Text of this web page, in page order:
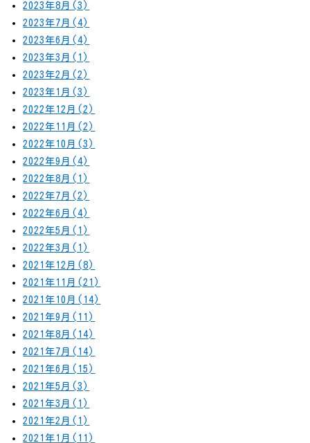
2023年8月(3)
2023年7月(4)
2023年6月(4)
2023年3月(1)
2023年2月(2)
2023年1月(3)
2022年12月(2)
2022年11月(2)
2022年10月(3)
2022年9月(4)
2022年8月(1)
2022年7月(2)
2022年6月(4)
2022年5月(1)
2022年3月(1)
2021年12月(8)
2021年11月(21)
2021年10月(14)
2021年9月(11)
2021年8月(14)
2021年7月(14)
2021年6月(15)
2021年5月(3)
2021年3月(1)
2021年2月(1)
2021年1月(11)